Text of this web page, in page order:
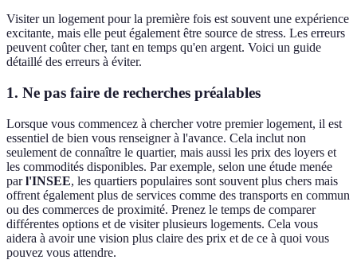
Visiter un logement pour la première fois est souvent une expérience
excitante, mais elle peut également être source de stress. Les erreurs
peuvent coûter cher, tant en temps qu'en argent. Voici un guide
détaillé des erreurs à éviter.
1. Ne pas faire de recherches préalables
Lorsque vous commencez à chercher votre premier logement, il est
essentiel de bien vous renseigner à l'avance. Cela inclut non
seulement de connaître le quartier, mais aussi les prix des loyers et
les commodités disponibles. Par exemple, selon une étude menée
parl'INSEE, les quartiers populaires sont souvent plus chers mais
offrent également plus de services comme des transports en commun
ou des commerces de proximité. Prenez le temps de comparer
différentes options et de visiter plusieurs logements. Cela vous
aidera à avoir une vision plus claire des prix et de ce à quoi vous
pouvez vous attendre.